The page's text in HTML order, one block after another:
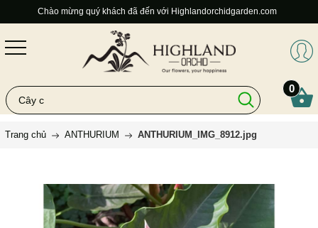
Chào mừng quý khách đã đến với Highlandorchidgarden.com
0
Trang chủ ANTHURIUM ANTHURIUM_IMG_8912.jpg